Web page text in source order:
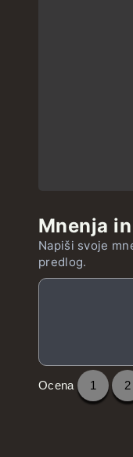
Mnenja
Napiši svoje
predlog.
Ocena 1 2